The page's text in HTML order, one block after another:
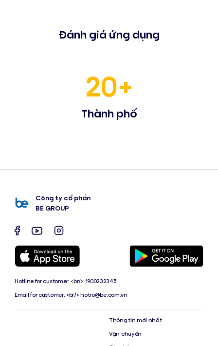
Đánh giá ứng dụng
20+
Thành phố
Công ty cổ phần
BE GROUP
Hotline for customer: <br/> 1900232345
Email for customer: <br/>hotro@be.com.vn
Thông tin mới nhất
Vận chuyển